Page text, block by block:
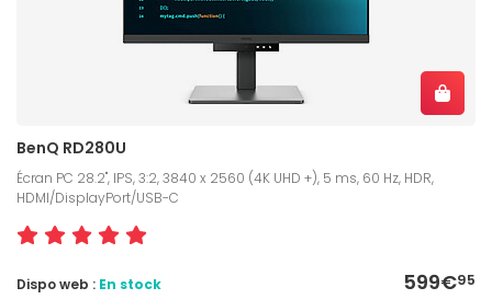
BenQ RD280U
Écran PC 28.2", IPS, 3:2, 3840 x 2560 (4K UHD +), 5 ms, 60 Hz, HDR,
HDMI/DisplayPort/USB-C
599€95
Dispo web : En stock